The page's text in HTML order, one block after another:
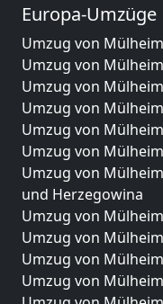
Europa-Umzüge
Umzug von
Umzug von
Umzug von
Umzug von
Umzug von
Umzug von
Umzug von
und Herzegowina
Umzug von
Umzug von
Umzug von
Umzug von